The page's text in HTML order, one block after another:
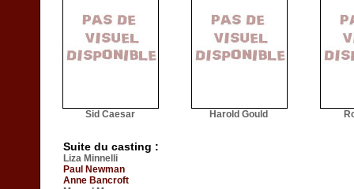
Sid Caesar Harold Gould
Suite du casting :
Liza Minnelli
Paul Newman
Anne Bancroft